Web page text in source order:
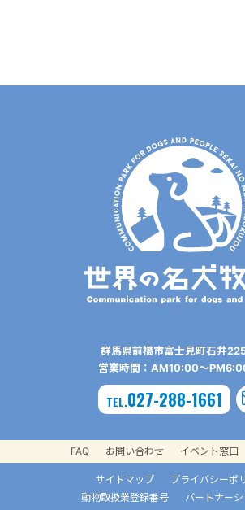
群⾺県前橋市富⼠⾒町⽯井
営業時間：AM10:00〜
TEL.027-288-1661
FAQ お問い合わせ イベント窓口
サイトマップ
プライバシーポ
動物取扱業登録番号
パートナー